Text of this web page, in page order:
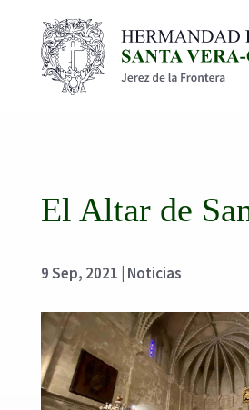
El Altar de
9 Sep, 2021 Noticias